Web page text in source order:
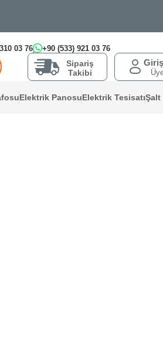
03 76 +90 (533) 921 03 76
Sipariş
Takibi
Elektrik PanosuElektrik TesisatıŞalt